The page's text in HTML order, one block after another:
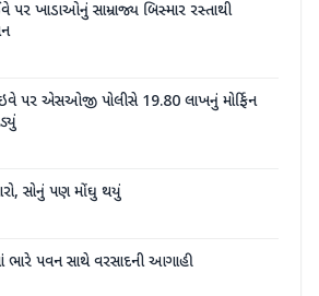
પર ખાડાઓનું સામ્રાજ્ય બિસ્માર રસ્તાથી
પર એસઓજી પોલીસે 19.80 લાખનું મોર્ફિન
સોનું પણ મોંઘુ થયું
પવન સાથે વરસાદની આગાહી